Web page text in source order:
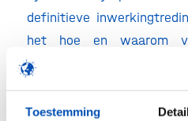
Toestemming
definitieve
het hoe en waarom
verschillende
voorbeelden uit de